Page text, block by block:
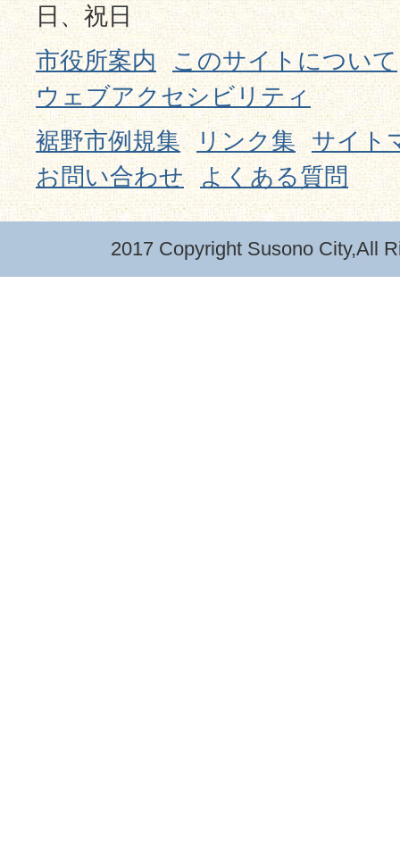
日、祝日
市役所案内
このサイトについて
ウェブアクセシビリティ
裾野市例規集
リンク集
サイト
お問い合わせ
よくある質問
2017 Copyright Susono City,All